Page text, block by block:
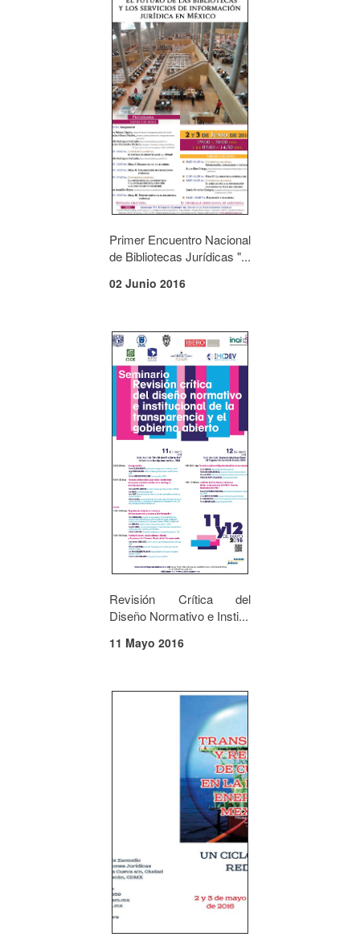
Primer Encuentro Nacional
de Bibliotecas Jurídicas "...
02 Junio 2016
Revisión Crítica del
Diseño Normativo e Insti...
11 Mayo 2016